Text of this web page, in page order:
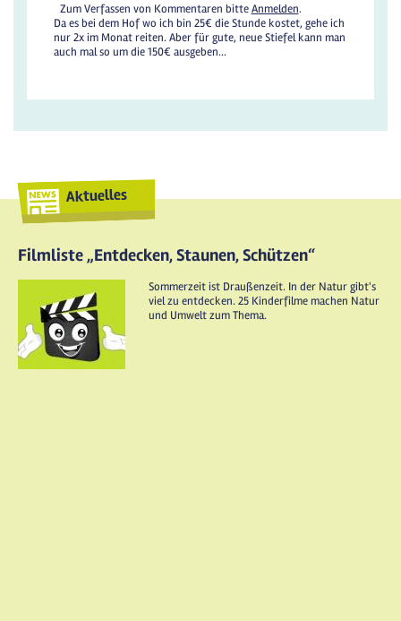
Zum Verfassen von Kommentaren bitteAnmelden.
Da es bei dem Hof wo ich bin 25€ die Stunde kostet, gehe ich
nur 2x im Monat reiten. Aber für gute, neue Stiefel kann man
auch mal so um die 150€ ausgeben...
Aktuelles
Filmliste „Entdecken, Staunen, Schützen“
Sommerzeit ist Draußenzeit. In der Natur gibt's
viel zu entdecken. 25 Kinderfilme machen Natur
und Umwelt zum Thema.